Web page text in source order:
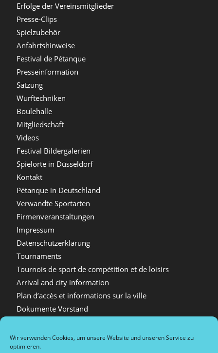
Wir verwenden Cookies, um unsere Website und unseren Service zu
optimieren.
Erfolge der Vereinsmitglieder
Presse-Clips
Spielzubehör
Anfahrtshinweise
Festival de Pétanque
Presseinformation
Satzung
Wurftechniken
Boulehalle
Mitgliedschaft
Videos
Festival Bildergalerien
Spielorte in Düsseldorf
Kontakt
Pétanque in Deutschland
Verwandte Sportarten
Firmenveranstaltungen
Impressum
Datenschutzerklärung
Tournaments
Tournois de sport de compétition et de loisirs
Arrival and city information
Plan d’accès et informations sur la ville
Dokumente Vorstand